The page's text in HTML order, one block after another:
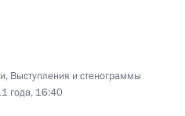
, Выступления и стенограммы
года, 16:40